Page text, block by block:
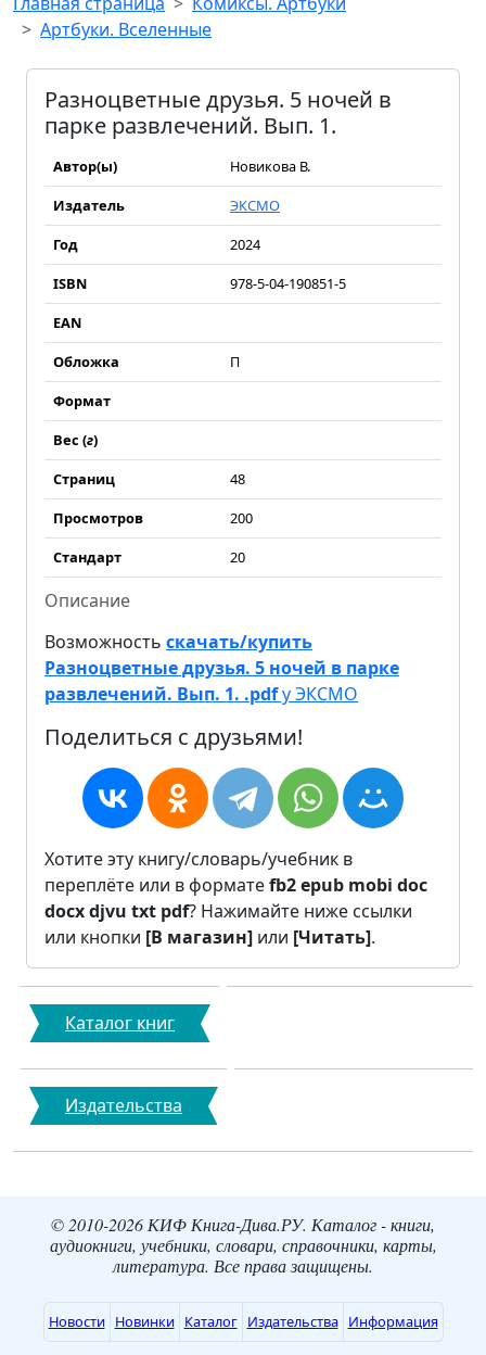
Артбуки. Вселенные
Разноцветные друзья. 5 ночей в
парке развлечений. Вып. 1.
Автор(ы)
Новикова В.
Издатель
ЭКСМО
Год
2024
ISBN
978-5-04-190851-5
EAN
Обложка
П
Формат
Вес (г)
Страниц
48
Просмотров
200
Стандарт
20
Описание
Возможность скачать/купить
Разноцветные друзья. 5 ночей в парке
развлечений. Вып. 1. .pdfу ЭКСМО
Поделиться с друзьями!
Хотите эту книгу/словарь/учебник в
переплёте или в форматеfb2epub mobi doc
docxdjvu txt pdf? Нажимайте ниже ссылки
или кнопки [В магазин] или [Читать].
Каталог книг
Издательства
© 2010-2026 КИФ Книга-Дива.РУ. Каталог - книги,
аудиокниги, учебники, словари, справочники, карты,
литература. Все права защищены.
Новости Новинки Каталог Издательства Информация